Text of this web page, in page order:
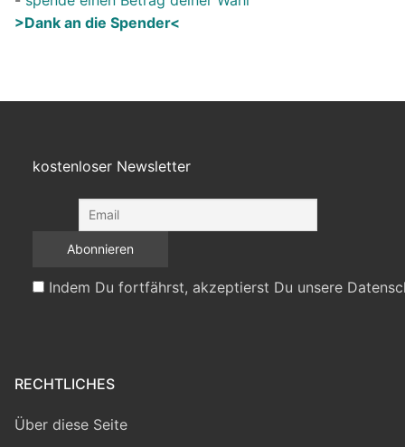
>Dank an die Spender<
kostenloser Newsletter
Indem Du fortfährst, akzeptierst Du unsere
RECHTLICHES
Über diese Seite